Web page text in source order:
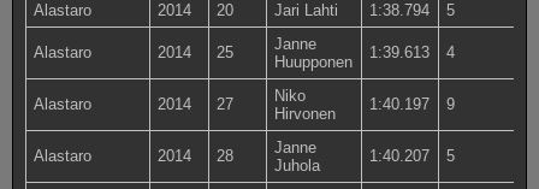
Alastaro 2014 20 Jari Lahti 1:38.794 5
Alastaro 2014 25
Janne
Huupponen
1:39.613 4
Alastaro 2014 27
Niko
Hirvonen
1:40.197 9
Alastaro 2014 28
Janne
Juhola
1:40.207 5